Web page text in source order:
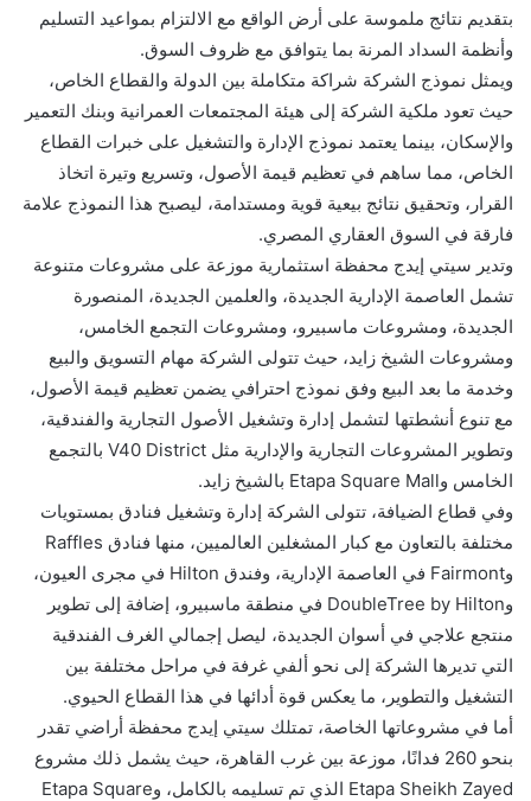
بتقديم نتائج ملموسة على أرض الواقع مع الالتزام بمواعيد التسليم
وأنظمة السداد المرنة بما يتوافق مع ظروف السوق.
ويمثل نموذج الشركة شراكة متكاملة بين الدولة والقطاع الخاص،
حيث تعود ملكية الشركة إلى هيئة المجتمعات العمرانية وبنك التعمير
والإسكان، بينما يعتمد نموذج الإدارة والتشغيل على خبرات القطاع
الخاص، مما ساهم في تعظيم قيمة الأصول، وتسريع وتيرة اتخاذ
القرار، وتحقيق نتائج بيعية قوية ومستدامة، ليصبح هذا النموذج علامة
فارقة في السوق العقاري المصري.
وتدير سيتي إيدج محفظة استثمارية موزعة على مشروعات متنوعة
تشمل العاصمة الإدارية الجديدة، والعلمين الجديدة، المنصورة
الجديدة، ومشروعات ماسبيرو، ومشروعات التجمع الخامس،
ومشروعات الشيخ زايد، حيث تتولى الشركة مهام التسويق والبيع
وخدمة ما بعد البيع وفق نموذج احترافي يضمن تعظيم قيمة الأصول،
مع تنوع أنشطتها لتشمل إدارة وتشغيل الأصول التجارية والفندقية،
وتطوير المشروعات التجارية والإدارية مثل V40 District بالتجمع
الخامس وEtapa Square Mall بالشيخ زايد.
وفي قطاع الضيافة، تتولى الشركة إدارة وتشغيل فنادق بمستويات
مختلفة بالتعاون مع كبار المشغلين العالميين، منها فنادق Raffles
وFairmont في العاصمة الإدارية، وفندق Hilton في مجرى العيون،
وDoubleTree by Hilton في منطقة ماسبيرو، إضافة إلى تطوير
منتجع علاجي في أسوان الجديدة، ليصل إجمالي الغرف الفندقية
التي تديرها الشركة إلى نحو ألفي غرفة في مراحل مختلفة بين
التشغيل والتطوير، ما يعكس قوة أدائها في هذا القطاع الحيوي.
أما في مشروعاتها الخاصة، تمتلك سيتي إيدج محفظة أراضي تقدر
بنحو 260 فدانًا، موزعة بين غرب القاهرة، حيث يشمل ذلك مشروع
Etapa Sheikh Zayed الذي تم تسليمه بالكامل، وEtapa Square